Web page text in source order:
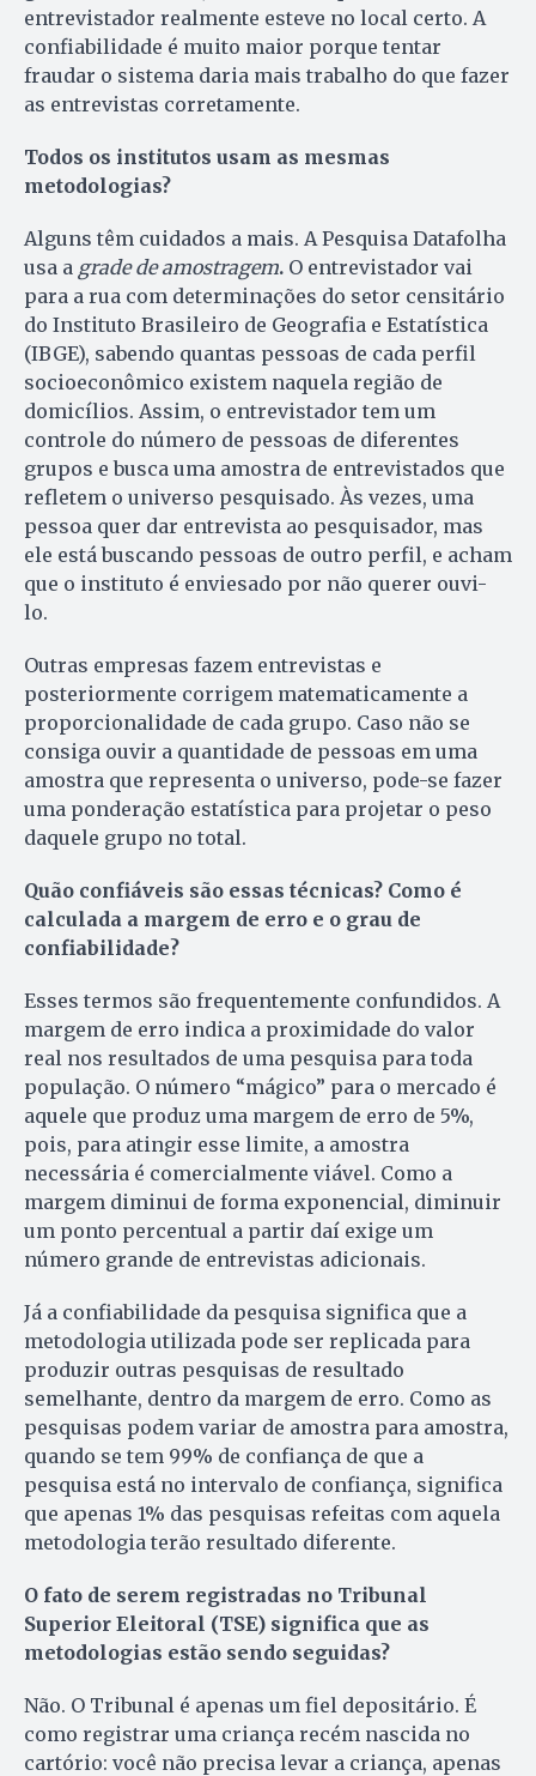
entrevistador realmente esteve no local certo. A
confiabilidade é muito maior porque tentar
fraudar o sistema daria mais trabalho do que fazer
as entrevistas corretamente.
Todos os institutos usam as mesmas
metodologias?
Alguns têm cuidados a mais. A Pesquisa Datafolha
usa a grade de amostragem. O entrevistador vai
para a rua com determinações do setor censitário
do Instituto Brasileiro de Geografia e Estatística
(IBGE), sabendo quantas pessoas de cada perfil
socioeconômico existem naquela região de
domicílios. Assim, o entrevistador tem um
controle do número de pessoas de diferentes
grupos e busca uma amostra de entrevistados que
refletem o universo pesquisado. Às vezes, uma
pessoa quer dar entrevista ao pesquisador, mas
ele está buscando pessoas de outro perfil, e acham
que o instituto é enviesado por não querer ouvi-
lo.
Outras empresas fazem entrevistas e
posteriormente corrigem matematicamente a
proporcionalidade de cada grupo. Caso não se
consiga ouvir a quantidade de pessoas em uma
amostra que representa o universo, pode-se fazer
uma ponderação estatística para projetar o peso
daquele grupo no total.
Quão confiáveis são essas técnicas? Como é
calculada a margem de erro e o grau de
confiabilidade?
Esses termos são frequentemente confundidos. A
margem de erro indica a proximidade do valor
real nos resultados de uma pesquisa para toda
população. O número “mágico” para o mercado é
aquele que produz uma margem de erro de 5%,
pois, para atingir esse limite, a amostra
necessária é comercialmente viável. Como a
margem diminui de forma exponencial, diminuir
um ponto percentual a partir daí exige um
número grande de entrevistas adicionais.
Já a confiabilidade da pesquisa significa que a
metodologia utilizada pode ser replicada para
produzir outras pesquisas de resultado
semelhante, dentro da margem de erro. Como as
pesquisas podem variar de amostra para amostra,
quando se tem 99% de confiança de que a
pesquisa está no intervalo de confiança, significa
que apenas 1% das pesquisas refeitas com aquela
metodologia terão resultado diferente.
O fato de serem registradas no Tribunal
Superior Eleitoral (TSE) significa que as
metodologias estão sendo seguidas?
Não. O Tribunal é apenas um fiel depositário. É
como registrar uma criança recém nascida no
cartório: você não precisa levar a criança, apenas